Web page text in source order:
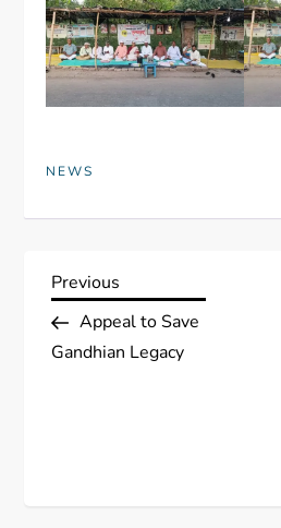
NEWS
Previous
Appeal to Save
Gandhian Legacy